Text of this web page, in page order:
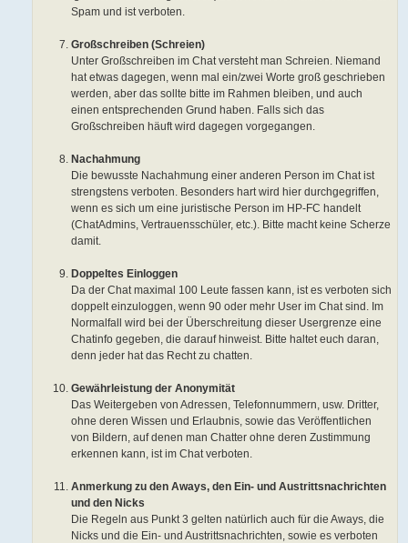
Spam und ist verboten.
Großschreiben (Schreien)
Unter Großschreiben im Chat versteht man Schreien. Niemand
hat etwas dagegen, wenn mal ein/zwei Worte groß geschrieben
werden, aber das sollte bitte im Rahmen bleiben, und auch
einen entsprechenden Grund haben. Falls sich das
Großschreiben häuft wird dagegen vorgegangen.
Nachahmung
Die bewusste Nachahmung einer anderen Person im Chat ist
strengstens verboten. Besonders hart wird hier durchgegriffen,
wenn es sich um eine juristische Person im HP-FC handelt
(ChatAdmins, Vertrauensschüler, etc.). Bitte macht keine Scherze
damit.
Doppeltes Einloggen
Da der Chat maximal 100 Leute fassen kann, ist es verboten sich
doppelt einzuloggen, wenn 90 oder mehr User im Chat sind. Im
Normalfall wird bei der Überschreitung dieser Usergrenze eine
Chatinfo gegeben, die darauf hinweist. Bitte haltet euch daran,
denn jeder hat das Recht zu chatten.
Gewährleistung der Anonymität
Das Weitergeben von Adressen, Telefonnummern, usw. Dritter,
ohne deren Wissen und Erlaubnis, sowie das Veröffentlichen
von Bildern, auf denen man Chatter ohne deren Zustimmung
erkennen kann, ist im Chat verboten.
Anmerkung zu den Aways, den Ein- und Austrittsnachrichten
und den Nicks
Die Regeln aus Punkt 3 gelten natürlich auch für die Aways, die
Nicks und die Ein- und Austrittsnachrichten, sowie es verboten